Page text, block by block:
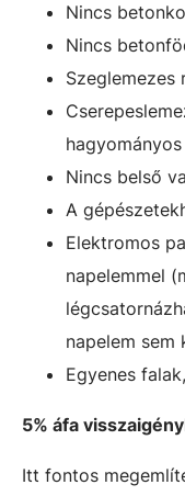
Nincs
Nincs
Nincs belső
A
Elektromos
napelemmel
napelem sem
Egyenes
5% áfa
Itt fontos